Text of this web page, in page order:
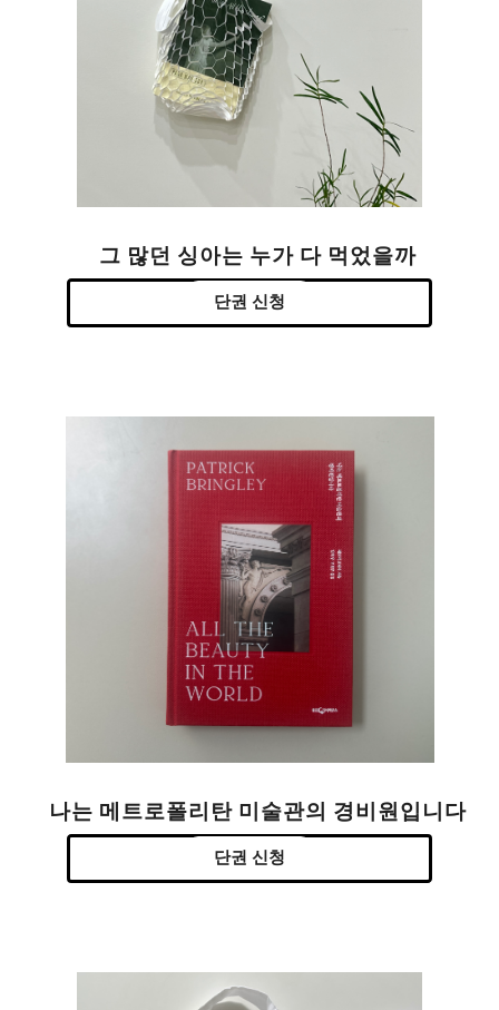
그 많던 싱아는 누가 다 먹었을까
단권 신청
나는 메트로폴리탄 미술관의 경비원입니다
단권 신청